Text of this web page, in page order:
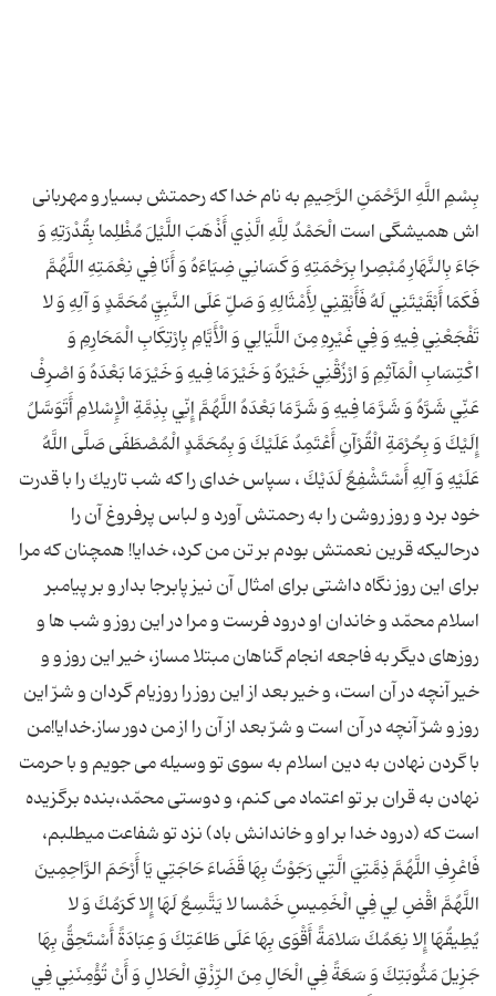
بِسْمِ اللَّهِ الرَّحْمَنِ الرَّحِيمِ به نام خدا كه رحمتش بسيار و مهربانی
اش هميشگى است‏ الْحَمْدُ لِلَّهِ الَّذِي أَذْهَبَ اللَّيْلَ مُظْلِما بِقُدْرَتِهِ وَ
جَاءَ بِالنَّهَارِ مُبْصِرا بِرَحْمَتِهِ وَ كَسَانِي ضِيَاءَهُ وَ أَنَا فِي نِعْمَتِهِ اللَّهُمَّ
فَكَمَا أَبْقَيْتَنِي لَهُ فَأَبْقِنِي لِأَمْثَالِهِ وَ صَلِّ عَلَى النَّبِيِّ مُحَمَّدٍ وَ آلِهِ وَ لا
تَفْجَعْنِي فِيهِ وَ فِي غَيْرِهِ مِنَ اللَّيَالِي وَ الْأَيَّامِ بِارْتِكَابِ الْمَحَارِمِ وَ
اكْتِسَابِ الْمَآثِمِ وَ ارْزُقْنِي خَيْرَهُ وَ خَيْرَ مَا فِيهِ وَ خَيْرَ مَا بَعْدَهُ وَ اصْرِفْ
عَنِّي شَرَّهُ وَ شَرَّ مَا فِيهِ وَ شَرَّ مَا بَعْدَهُ اللَّهُمَّ إِنِّي بِذِمَّةِ الْإِسْلامِ أَتَوَسَّلُ
إِلَيْكَ وَ بِحُرْمَةِ الْقُرْآنِ أَعْتَمِدُ عَلَيْكَ وَ بِمُحَمَّدٍ الْمُصْطَفَى صَلَّى اللَّهُ
عَلَيْهِ وَ آلِهِ أَسْتَشْفِعُ لَدَيْكَ ، سپاس خداى را كه شب تاريك را با قدرت
خود برد و روز روشن را به رحمتش آورد و لباس پرفروغ‏ آن را
درحالیكه قرين نعمتش بودم بر تن من كرد، خدايا! همچنان ‏كه مرا
براى اين روز نگاه داشتى براى امثال آن نيز پابرجا بدار و بر پيامبر
اسلام محمّد و خاندان او درود فرست و مرا در اين روز و شب ها و
روزهاى ديگر به فاجعه انجام گناهان مبتلا مساز، خير اين روز و و
خير آنچه در آن است، و خير بعد از اين روز را روزیام گردان و شرّ اين
روز و شرّ آنچه در آن است و شرّ بعد از آن را از من دور ساز.خدايا!من
با گردن نهادن به دين اسلام به سوى تو وسيله می جويم و با حرمت
نهادن به قران بر تو اعتماد می كنم، و دوستى محمّد،بنده برگزيده
است كه (درود خدا بر او و خاندانش باد) نزد تو شفاعت میطلبم،
فَاعْرِفِ اللَّهُمَّ ذِمَّتِيَ الَّتِي رَجَوْتُ بِهَا قَضَاءَ حَاجَتِي يَا أَرْحَمَ الرَّاحِمِينَ
اللَّهُمَّ اقْضِ لِي فِي الْخَمِيسِ خَمْسا لا يَتَّسِعُ لَهَا إِلا كَرَمُكَ وَ لا
يُطِيقُهَا إِلا نِعَمُكَ سَلامَةً أَقْوَى بِهَا عَلَى طَاعَتِكَ وَ عِبَادَةً أَسْتَحِقُّ بِهَا
جَزِيلَ مَثُوبَتِكَ وَ سَعَةً فِي الْحَالِ مِنَ الرِّزْقِ الْحَلالِ وَ أَنْ تُؤْمِنَنِي فِي